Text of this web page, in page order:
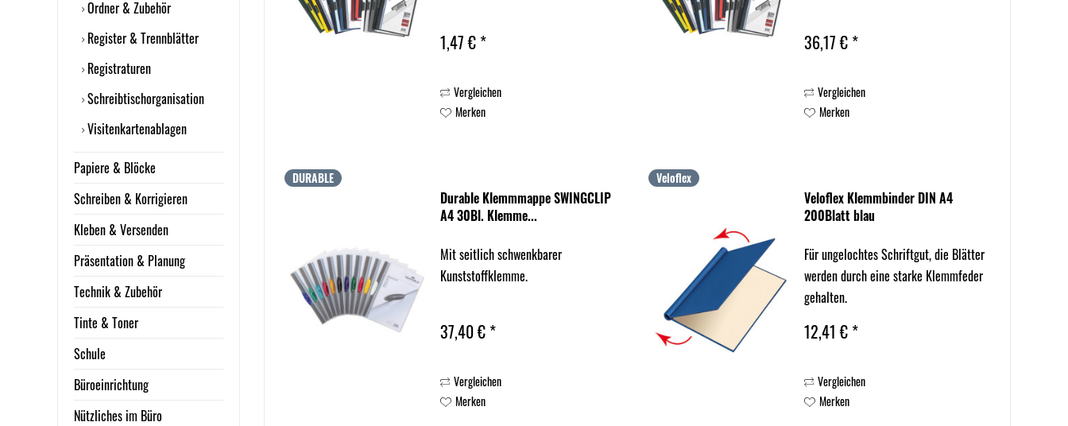
Ordner & Zubehör
Register & Trennblätter
Registraturen
Schreibtischorganisation
Visitenkartenablagen
Papiere & Blöcke
Schreiben & Korrigieren
Kleben & Versenden
Präsentation & Planung
Technik & Zubehör
Tinte & Toner
Schule
Büroeinrichtung
Nützliches im Büro
1,47 € *
Vergleichen
Merken
36,17 € *
Vergleichen
Merken
DURABLE
Durable Klemmmappe SWINGCLIP
A4 30Bl. Klemme...
Mit seitlich schwenkbarer
Kunststoffklemme.
37,40 € *
Vergleichen
Merken
Veloflex
Veloflex Klemmbinder DIN A4
200Blatt blau
Für ungelochtes Schriftgut, die Blätter
werden durch eine starke Klemmfeder
gehalten.
12,41 € *
Vergleichen
Merken